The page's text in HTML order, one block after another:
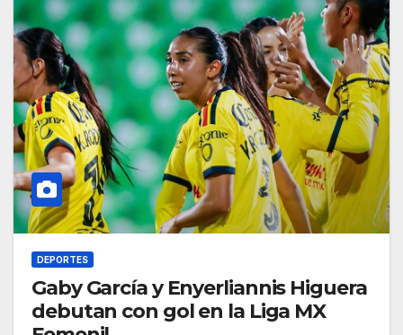
DEPORTES
Gaby García y Enyerliannis Higuera
debutan con gol en la Liga MX